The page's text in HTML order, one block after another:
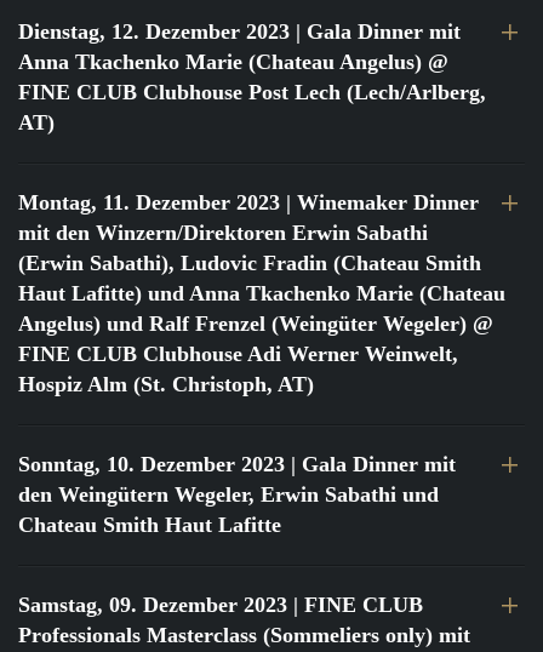
Dienstag, 12. Dezember 2023 | Gala Dinner mit
Anna Tkachenko Marie (Chateau Angelus) @
FINE CLUB Clubhouse Post Lech (Lech/Arlberg,
AT)
Montag, 11. Dezember 2023 | Winemaker Dinner
mit den Winzern/Direktoren Erwin Sabathi
(Erwin Sabathi), Ludovic Fradin (Chateau Smith
Haut Lafitte) und Anna Tkachenko Marie (Chateau
Angelus) und Ralf Frenzel (Weingüter Wegeler) @
FINE CLUB Clubhouse Adi Werner Weinwelt,
Hospiz Alm (St. Christoph, AT)
Sonntag, 10. Dezember 2023 | Gala Dinner mit
den Weingütern Wegeler, Erwin Sabathi und
Chateau Smith Haut Lafitte
Samstag, 09. Dezember 2023 | FINE CLUB
Professionals Masterclass (Sommeliers only) mit